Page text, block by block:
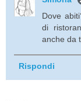
Dove
di
anche da
Rispondi